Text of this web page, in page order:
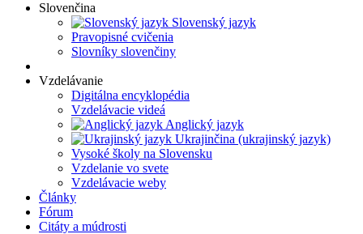
Slovenčina
Slovenský jazyk
Pravopisné cvičenia
Slovníky slovenčiny
Vzdelávanie
Digitálna encyklopédia
Vzdelávacie videá
Anglický jazyk
Ukrajinčina (ukrajinský jazyk)
Vysoké školy na Slovensku
Vzdelanie vo svete
Vzdelávacie weby
Články
Fórum
Citáty a múdrosti